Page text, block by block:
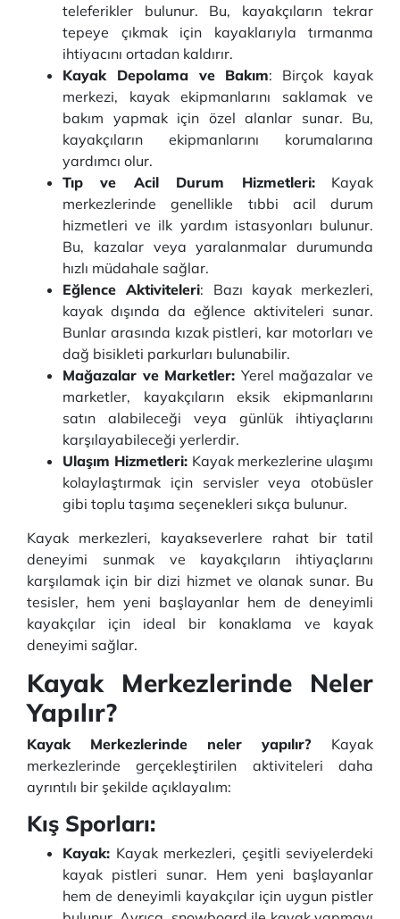
teleferikler bulunur. Bu, kayakçıların tekrar
tepeye çıkmak için kayaklarıyla tırmanma
ihtiyacını ortadan kaldırır.
Kayak Depolama ve Bakım: Birçok kayak
merkezi, kayak ekipmanlarını saklamak ve
bakım yapmak için özel alanlar sunar. Bu,
kayakçıların ekipmanlarını korumalarına
yardımcı olur.
Tıp ve Acil Durum Hizmetleri:Kayak
merkezlerinde genellikle tıbbi acil durum
hizmetleri ve ilk yardım istasyonları bulunur.
Bu, kazalar veya yaralanmalar durumunda
hızlı müdahale sağlar.
Eğlence Aktiviteleri: Bazı kayak merkezleri,
kayak dışında da eğlence aktiviteleri sunar.
Bunlar arasında kızak pistleri, kar motorları ve
dağ bisikleti parkurları bulunabilir.
Mağazalar ve Marketler: Yerel mağazalar ve
marketler, kayakçıların eksik ekipmanlarını
satın alabileceği veya günlük ihtiyaçlarını
karşılayabileceği yerlerdir.
Ulaşım Hizmetleri: Kayak merkezlerine ulaşımı
kolaylaştırmak için servisler veya otobüsler
gibi toplu taşıma seçenekleri sıkça bulunur.
Kayak merkezleri, kayakseverlere rahat bir tatil
deneyimi sunmak ve kayakçıların ihtiyaçlarını
karşılamak için bir dizi hizmet ve olanak sunar. Bu
tesisler, hem yeni başlayanlar hem de deneyimli
kayakçılar için ideal bir konaklama ve kayak
deneyimi sağlar.
Kayak Merkezlerinde Neler
Yapılır?
Kayak Merkezlerinde neler yapılır? Kayak
merkezlerinde gerçekleştirilen aktiviteleri daha
ayrıntılı bir şekilde açıklayalım:
Kış Sporları:
Kayak: Kayak merkezleri, çeşitli seviyelerdeki
kayak pistleri sunar. Hem yeni başlayanlar
hem de deneyimli kayakçılar için uygun pistler